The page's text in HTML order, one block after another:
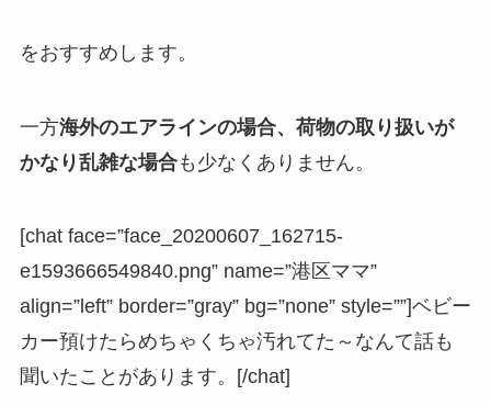
をおすすめします。
一方海外のエアラインの場合、荷物の取り扱いが
かなり乱雑な場合も少なくありません。
[chat face=”face_20200607_162715-
e1593666549840.png” name=”港区ママ”
align=”left” border=”gray” bg=”none” style=””]ベビー
カー預けたらめちゃくちゃ汚れてた～なんて話も
聞いたことがあります。[/chat]